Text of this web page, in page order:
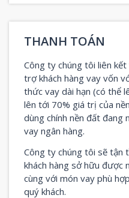
THANH TOÁN
Công ty chúng tôi liên
trợ khách hàng vay vốn
thức vay dài hạn (có thể
lên tới 70% giá trị của
dùng chính nền đất đang
vay ngân hàng.
Công ty chúng tôi sẽ tận
khách hàng sở hữu được
cùng với món vay phù
quý khách.